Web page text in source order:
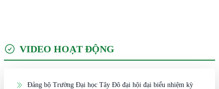
VIDEO HOẠT ĐỘNG
Đảng bộ Trường Đại học Tây Đô đại hội đại biểu nhiệm kỳ